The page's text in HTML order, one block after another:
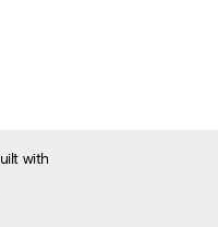
with